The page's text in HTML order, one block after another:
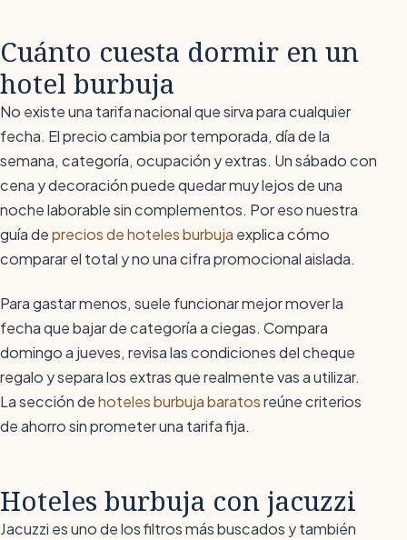
Cuánto cuesta dormir en un
hotel burbuja
No existe una tarifa nacional que sirva para cualquier
fecha. El precio cambia por temporada, día de la
semana, categoría, ocupación y extras. Un sábado con
cena y decoración puede quedar muy lejos de una
noche laborable sin complementos. Por eso nuestra
guía deprecios de hoteles burbuja explica cómo
comparar el total y no una cifra promocional aislada.
Para gastar menos, suele funcionar mejor mover la
fecha que bajar de categoría a ciegas. Compara
domingo a jueves, revisa las condiciones del cheque
regalo y separa los extras que realmente vas a utilizar.
La sección dehoteles burbuja baratosreúne criterios
de ahorro sin prometer una tarifa fija.
Hoteles burbuja con jacuzzi
Jacuzzi es uno de los filtros más buscados y también